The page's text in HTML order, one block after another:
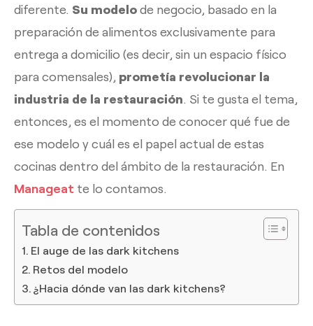
diferente. Su modelode negocio, basado en la
preparación de alimentos exclusivamente para
entrega a domicilio (es decir, sin un espacio físico
para comensales), prometía revolucionar la
industria de la restauración. Si te gusta el tema,
entonces, es el momento de conocer qué fue de
ese modelo y cuál es el papel actual de estas
cocinas dentro del ámbito de la restauración. En
Manageat te lo contamos.
Tabla de contenidos
El auge de las dark kitchens
Retos del modelo
¿Hacia dónde van las dark kitchens?